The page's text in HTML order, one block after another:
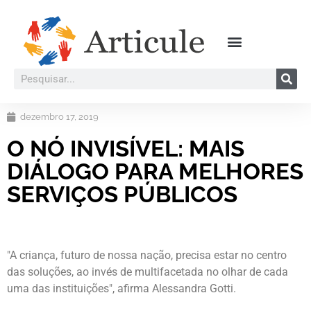
dezembro 17, 2019
O NÓ INVISÍVEL: MAIS
DIÁLOGO PARA MELHORES
SERVIÇOS PÚBLICOS
"A criança, futuro de nossa nação, precisa estar no centro
das soluções, ao invés de multifacetada no olhar de cada
uma das instituições", afirma Alessandra Gotti.